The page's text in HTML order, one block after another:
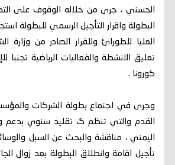
الحسني ، جرى من خلاله الوقوف على
البطولة واقرار التأجيل الرسمي للبطولة
العليا للطورائ وللقرار الصادر من وزارة
تعليق الانشطة والفعاليات الرياضية تجنبا
كورونا .
وجرى في اجتماع بطولة الشركات
القدم والتي تنظم گ تقليد سنوي بدعم
اليمني ، مناقشة والبحث عن السبل
تأجيل اقامة وانطلاق البطولة بعد زوال